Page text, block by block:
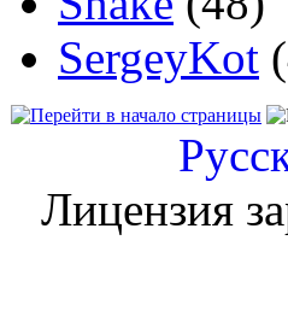
SergeyKot
Лицензия